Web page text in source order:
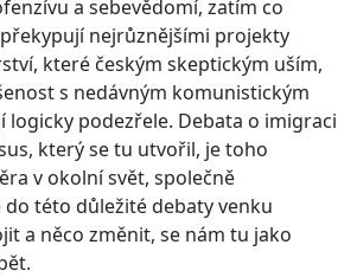
a sebevědomí, zatím co
nejrůznějšími projekty
které českým skeptickým uším,
s nedávným komunistickým
logicky podezřele. Debata o imigraci
který se tu utvořil, je toho
v okolní svět, společně
této důležité debaty venku
a něco změnit, se nám tu jako